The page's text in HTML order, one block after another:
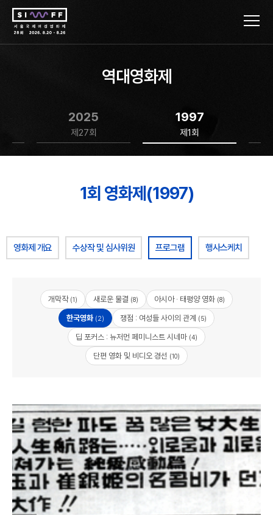
역대영화제
2025
제27회
1997
제1회
1회 영화제(1997)
영화제 개요 수상작 및 심사위원 프로그램 행사스케치
개막작(1) 새로운 물결 (8) 아시아 · 태평양 영화 (8)
한국영화 (2) 쟁점 : 여성들 사이의 관계 (5)
딥 포커스 : 뉴저먼 페미니스트 시네마 (4)
단편 영화 및 비디오 경선 (10)